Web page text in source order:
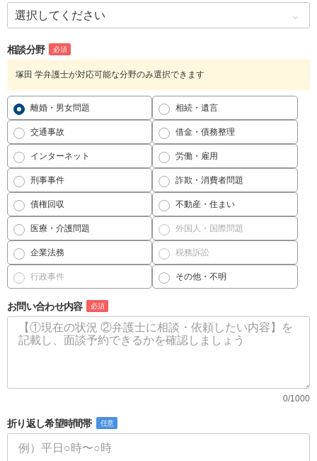
相談分野 必須
塚田 学弁護士が対応可能な分野のみ選択できます
離婚・男女問題 相続・遺言
交通事故 借金・債務整理
インターネット 労働・雇用
刑事事件 詐欺・消費者問題
債権回収 不動産・住まい
医療・介護問題 外国人・国際問題
企業法務 税務訴訟
行政事件 その他・不明
お問い合わせ内容 必須
0/1000
折り返し希望時間帯 任意